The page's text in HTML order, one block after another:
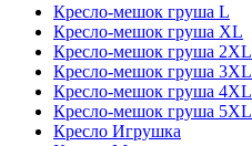
Кресло-мешок груша L
Кресло-мешок груша XL
Кресло-мешок груша 2XL
Кресло-мешок груша 3XL
Кресло-мешок груша 4XL
Кресло-мешок груша 5XL
Кресло Игрушка